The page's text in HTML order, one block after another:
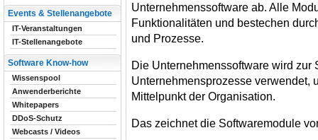
Unternehmenssoftware ab. Alle
Funktionalitäten und bestechen
und Prozesse.
Die Unternehmenssoftware wird zur
Unternehmensprozesse verwendet,
Mittelpunkt der Organisation.
Das zeichnet die Softwaremodule
Events & Stellenangebote
IT-Veranstaltungen
IT-Stellenangebote
Software Know-how
Wissenspool
Anwenderberichte
Whitepapers
DDoS-Schutz
Webcasts / Videos